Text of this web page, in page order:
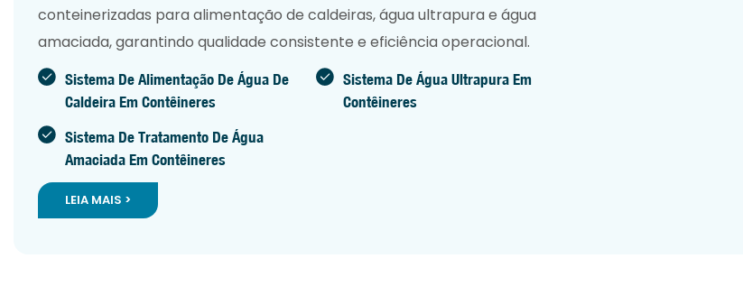
conteinerizadas para alimentação de caldeiras, água ultrapura e água
amaciada, garantindo qualidade consistente e eficiência operacional.
Sistema De Alimentação De Água De
Caldeira Em Contêineres
Sistema De Água Ultrapura Em
Contêineres
Sistema De Tratamento De Água
Amaciada Em Contêineres
LEIA MAIS >